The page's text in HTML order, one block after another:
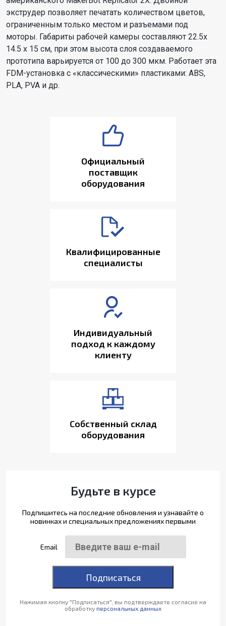
экструдер позволяет печатать количеством цветов,
ограниченным только местом и разъемами под
моторы. Габариты рабочей камеры составляют 22.5x
14.5 x 15 см, при этом высота слоя создаваемого
прототипа варьируется от 100 до 300 мкм. Работает эта
FDM-установка с «классическими» пластиками: ABS,
PLA, PVA и др.
Официальный
поставщик
оборудования
Квалифицированные
специалисты
Индивидуальный
подход к каждому
клиенту
Собственный склад
оборудования
Будьте в курсе
Подпишитесь на последние обновления и узнавайте о
новинках и специальных предложениях первыми
Email
Подписаться
Нажимая кнопку "Подписаться", вы подтверждаете согласие на
обработку персональных данных